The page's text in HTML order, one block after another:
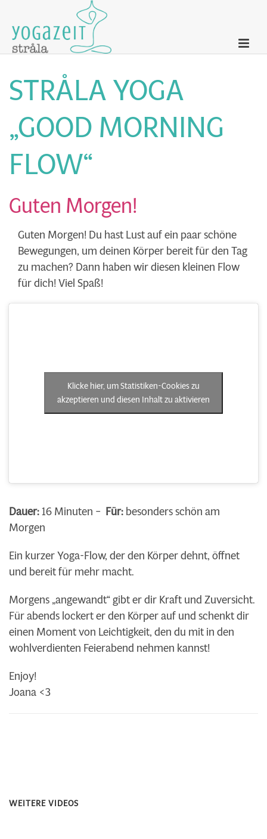
STRÅLA YOGA
„GOOD MORNING
FLOW“
Guten Morgen!
Guten Morgen! Du hast Lust auf ein paar schöne
Bewegungen, um deinen Körper bereit für den Tag
zu machen? Dann haben wir diesen kleinen Flow
für dich! Viel Spaß!
Klicke hier, um Statistiken-Cookies zu
akzeptieren und diesen Inhalt zu aktivieren
Dauer:16 Minuten – Für:besonders schön am
Morgen
Ein kurzer Yoga-Flow, der den Körper dehnt, öffnet
und bereit für mehr macht.
Morgens „angewandt“ gibt er dir Kraft und Zuversicht.
Für abends lockert er den Körper auf und schenkt dir
einen Moment von Leichtigkeit, den du mit in den
wohlverdienten Feierabend nehmen kannst!
Enjoy!
Joana <3
WEITERE VIDEOS